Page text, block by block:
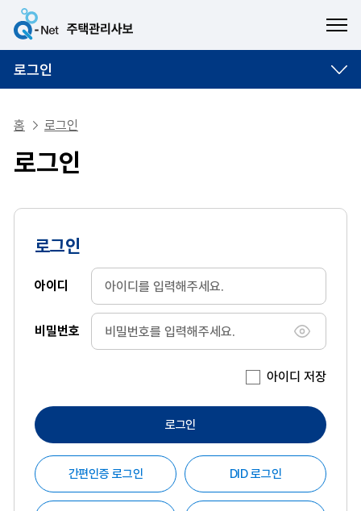
로그인
홈 로그인
로그인
로그인
아이디
비밀번호
비밀번호
아이디 저장
로그인
간편인증 로그인 DID 로그인